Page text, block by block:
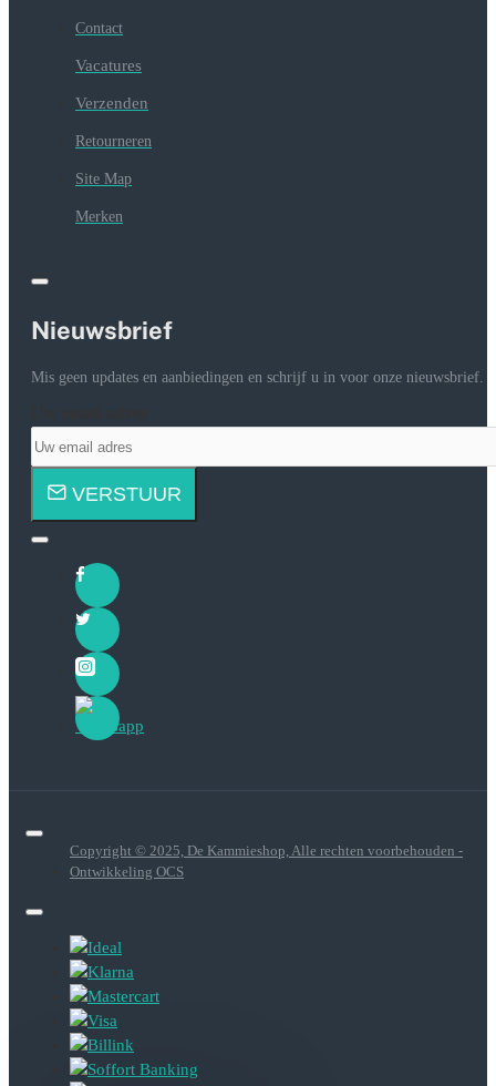
Contact
Vacatures
Verzenden
Retourneren
Site Map
Merken
Nieuwsbrief
Mis geen updates en aanbiedingen en schrijf u in voor onze nieuwsbrief.
VERSTUUR
Copyright © 2025, De Kammieshop, Alle rechten voorbehouden -
Ontwikkeling OCS